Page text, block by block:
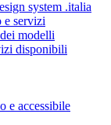
system .italia
e servizi
modelli
disponibili
e accessibile